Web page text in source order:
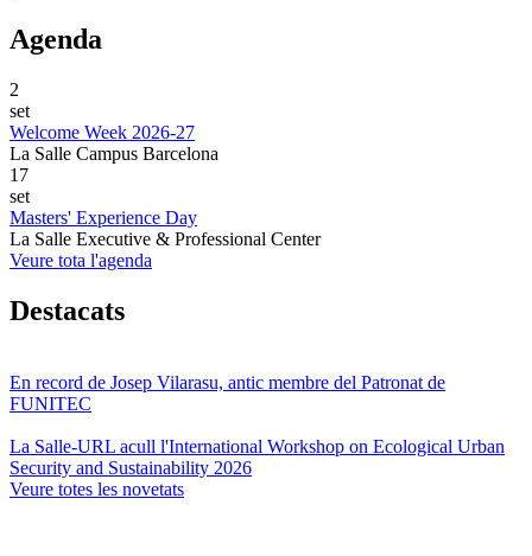
Agenda
2
set
Welcome Week 2026-27
La Salle Campus Barcelona
17
set
Masters' Experience Day
La Salle Executive & Professional Center
Veure tota l'agenda
Destacats
En record de Josep Vilarasu, antic membre del Patronat de
FUNITEC
La Salle-URL acull l'International Workshop on Ecological Urban
Security and Sustainability 2026
Veure totes les novetats